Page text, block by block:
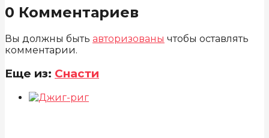
0 Комментариев
Вы должны быть авторизованы чтобы оставлять
комментарии.
Еще из: Снасти